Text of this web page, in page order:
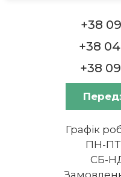
+38
+38
+38
Графік
ПН-ПТ
СБ-